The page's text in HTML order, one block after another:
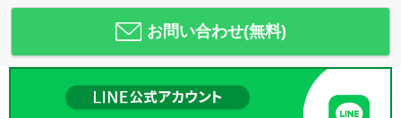
お問い合わせ(無料)